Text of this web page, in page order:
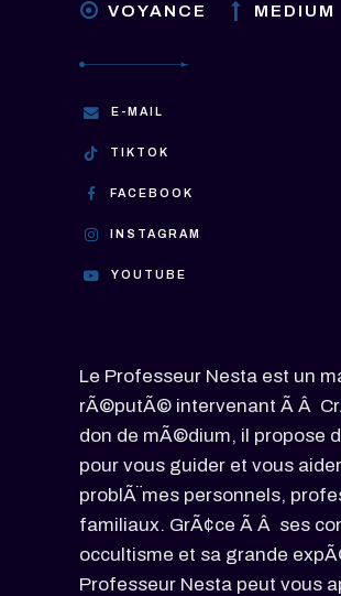
VOYANCE MEDIUM
E-MAIL
TIKTOK
FACEBOOK
INSTAGRAM
YOUTUBE
Le Professeur Nesta est un
rÃ©putÃ© intervenant Ã Â
don de mÃ©dium, il propose
pour vous guider et vous
problÃ¨mes personnels,
familiaux. GrÃ¢ce Ã Â ses
occultisme et sa grande
Professeur Nesta peut vous